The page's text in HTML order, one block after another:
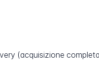
(acquisizione